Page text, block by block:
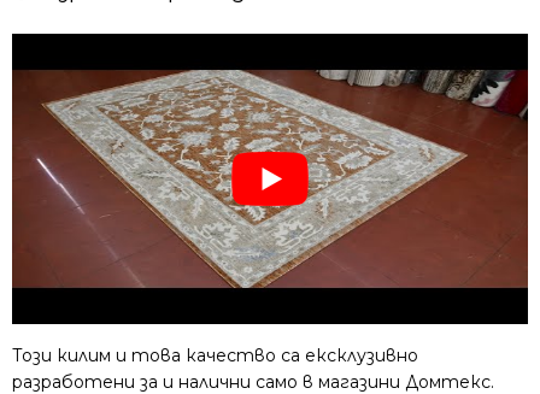
Този килим и това качество са ексклузивно
разработени за и налични само в магазини Домтекс.